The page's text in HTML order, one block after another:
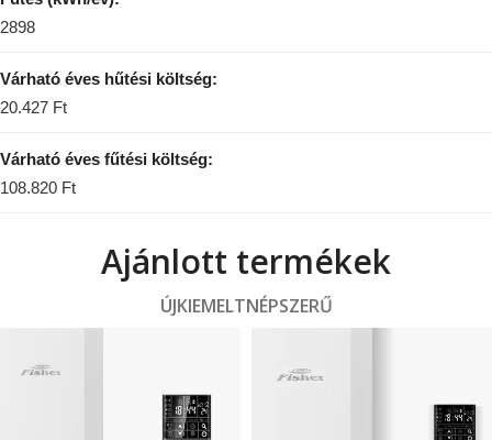
2898
Várható éves hűtési költség:
20.427 Ft
Várható éves fűtési költség:
108.820 Ft
Ajánlott termékek
ÚJKIEMELTNÉPSZERŰ